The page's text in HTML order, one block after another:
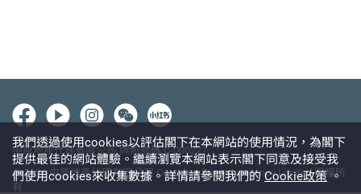
中原地產代理有限公司 牌照號碼 C-000227
@ 2026 中原地產代理有限公司 Centaline Property Agency Limited 版權所
有
我們透過使用cookies以評估閣下在本網站的使用情況，為閣下
提供最佳的網站體驗。繼續瀏覽本網站表示閣下同意及接受我
們使用cookies來收集數據。詳情請參閱我們的Cookie政策。